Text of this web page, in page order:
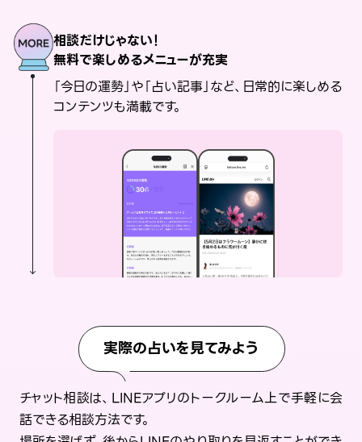
相談だけじゃない！
無料で楽しめるメニューが充実
「今日の運勢」や「占い記事」など、日常的に楽しめる
コンテンツも満載です。
実際の占いを見てみよう
チャット相談は、LINEアプリのトークルーム上で手軽に会
話できる相談方法です。